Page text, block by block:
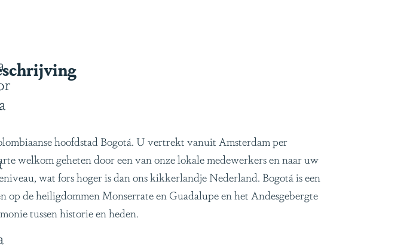
hoofdstad Bogotá. U vertrekt vanuit Amsterdam per
welkom geheten door een van onze lokale medewerkers en naar uw
wat fors hoger is dan ons kikkerlandje Nederland. Bogotá is een
de heiligdommen Monserrate en Guadalupe en het Andesgebergte
tussen historie en heden.